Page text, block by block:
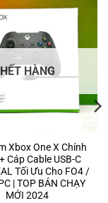
HẾT HÀNG
Xbox One X Chính
Cáp Cable USB-C
Tối Ưu Cho FO4 /
| TOP BÁN CHẠY
MỚI 2024